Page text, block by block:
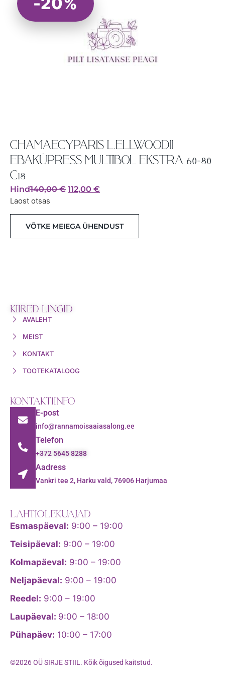
CHAMAECYPARIS L.ELLWOODII
EBAKÜPRESS MULTIBOL EKSTRA 60-80
C18
Hind140,00€ 112,00 €
Laost otsas
VÕTKE MEIEGA ÜHENDUST
KIIRED LINGID
AVALEHT
MEIST
KONTAKT
TOOTEKATALOOG
KONTAKTIINFO
E-post
info@rannamoisaaiasalong.ee
Telefon
+372 5645 8288
Aadress
Vankri tee 2, Harku vald, 76906 Harjumaa
LAHTIOLEKUAJAD
Esmaspäeval: 9:00 – 19:00
Teisipäeval: 9:00 – 19:00
Kolmapäeval: 9:00 – 19:00
Neljapäeval: 9:00 – 19:00
Reedel: 9:00 – 19:00
Laupäeval: 9:00 – 18:00
Pühapäev: 10:00 – 17:00
©2026 OÜ SIRJE STIIL. Kõik õigused kaitstud.